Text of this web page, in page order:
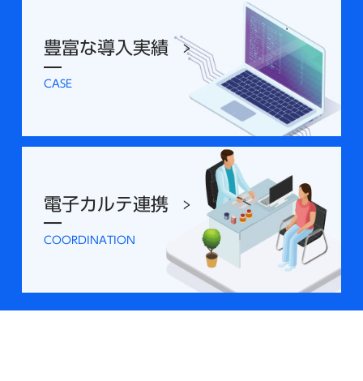
豊富な導入実績
CASE
電子カルテ連携
COORDINATION